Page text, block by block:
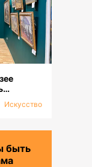
Искусство
быть